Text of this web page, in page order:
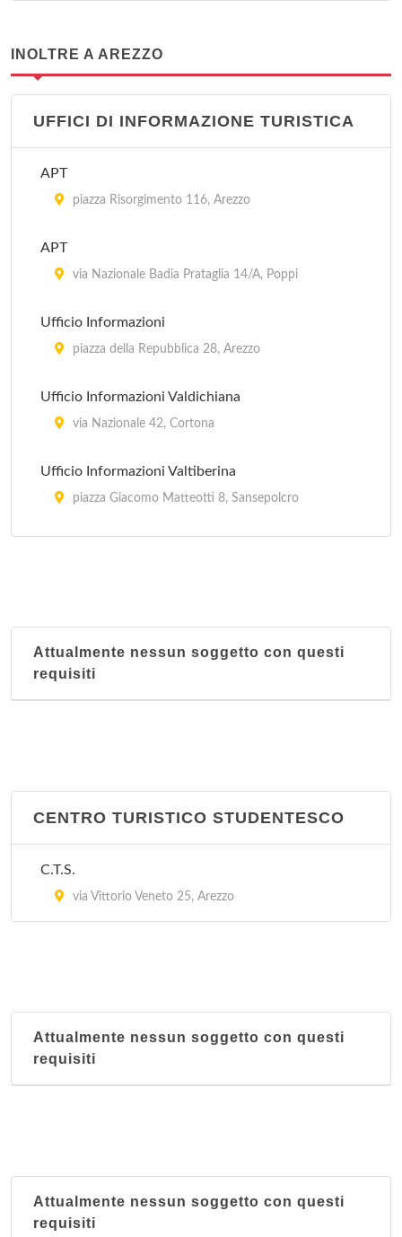
INOLTRE A AREZZO
UFFICI DI INFORMAZIONE TURISTICA
APT
piazza Risorgimento 116, Arezzo
APT
via Nazionale Badia Prataglia 14/A, Poppi
Ufficio Informazioni
piazza della Repubblica 28, Arezzo
Ufficio Informazioni Valdichiana
via Nazionale 42, Cortona
Ufficio Informazioni Valtiberina
piazza Giacomo Matteotti 8, Sansepolcro
piazza Camillo Benso Conte di Cavour 3, San
Giovanni Valdarno
Attualmente nessun soggetto con questi
requisiti
CENTRO TURISTICO STUDENTESCO
C.T.S.
via Vittorio Veneto 25, Arezzo
Attualmente nessun soggetto con questi
requisiti
Attualmente nessun soggetto con questi
requisiti